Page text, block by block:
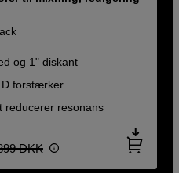
og 1" diskant
D forstærker
reducerer resonans
DKK